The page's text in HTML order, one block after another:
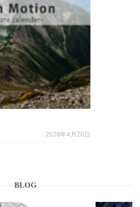
2026年4月20日
BLOG